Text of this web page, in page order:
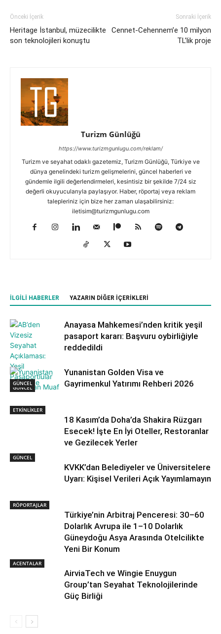
Önceki İçerik
Heritage İstanbul, müzecilikte
son teknolojileri konuştu
Sonraki İçerik
Cennet-Cehennem’e 10 milyon
TL’lik proje
Turizm Günlüğü
https://www.turizmgunlugu.com/reklam/
Turizm ve seyahat odaklı gazetemiz, Turizm Günlüğü, Türkiye ve
dünya genelindeki turizm gelişmelerini, güncel haberleri ve
gündemle ilgili değerlendirmeleri, kesintisiz bir şekilde 7/24 siz
değerli okuyucularıyla paylaşıyor. Haber, röportaj veya reklam
talepleriniz için bize her zaman ulaşabilirsiniz:
iletisim@turizmgunlugu.com
İLGILI HABERLER YAZARIN DIĞER İÇERIKLERI
GÜNCEL
Anayasa Mahkemesi’nden kritik yeşil
pasaport kararı: Başvuru oybirliğiyle
reddedildi
GÜNCEL
Yunanistan Golden Visa ve
Gayrimenkul Yatırımı Rehberi 2026
ETKİNLİKLER
18 Kasım’da Doha’da Shakira Rüzgarı
Esecek! İşte En İyi Oteller, Restoranlar
ve Gezilecek Yerler
GÜNCEL
KVKK’dan Belediyeler ve Üniversitelere
Uyarı: Kişisel Verileri Açık Yayımlamayın
RÖPORTAJLAR
Türkiye’nin Arbitraj Penceresi: 30–60
Dolarlık Avrupa ile 1–10 Dolarlık
Güneydoğu Asya Arasında Otelcilikte
Yeni Bir Konum
ACENTALAR
AirviaTech ve Wingie Enuygun
Group’tan Seyahat Teknolojilerinde
Güç Birliği